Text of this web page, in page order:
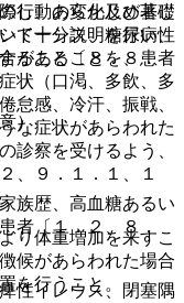
行動の変化及び基礎
て十分説明を行い、
ること〔８．８．
）
族歴、高血糖あるい
者〔１．２、８．
性イレウス、閉塞隅
し、あらかじめ著し
ドーシス、糖尿病性
があることを、患者
状（口渇、多飲、多
怠感、冷汗、振戦、
な症状があらわれた
診察を受けるよう、
、９．１．１、１
り体重増加を来すこ
候があらわれた場合
を行うこと。